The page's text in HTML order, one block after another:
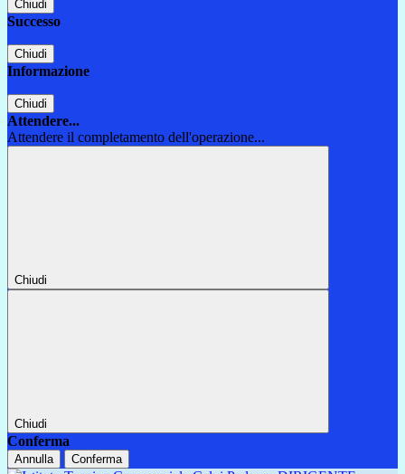
Chiudi
Successo
Chiudi
Informazione
Chiudi
Attendere...
Attendere il completamento dell'operazione...
Chiudi
Chiudi
Conferma
Annulla Conferma